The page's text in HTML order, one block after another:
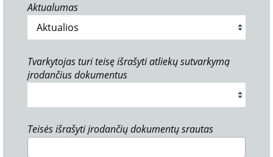
Aktualumas
Tvarkytojas turi teisę išrašyti atliekų sutvarkymą
įrodančius dokumentus
Teisės išrašyti įrodančių dokumentų srautas